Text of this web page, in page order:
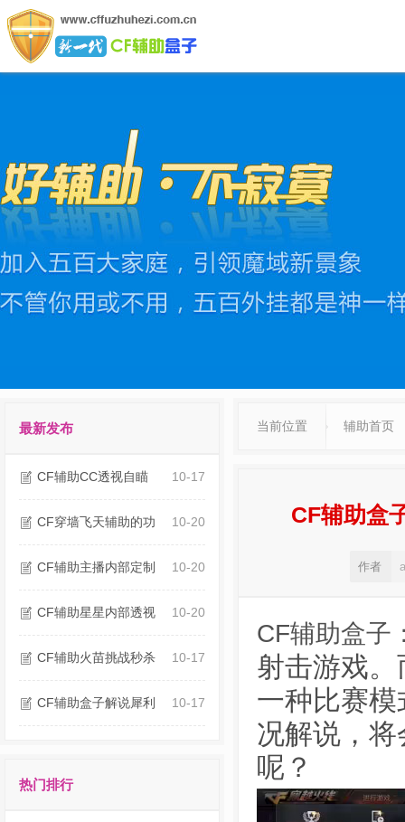
CF辅助盒子网
最新发布
CF辅助CC透视自瞄 10-17
CF穿墙飞天辅助的功 10-20
CF辅助主播内部定制 10-20
CF辅助星星内部透视 10-20
CF辅助火苗挑战秒杀 10-17
CF辅助盒子解说犀利 10-17
热门排行
当前位置 辅助首页
CF辅助盒
作者
CF辅助盒子
射击游戏
一种比赛
况解说，
呢？